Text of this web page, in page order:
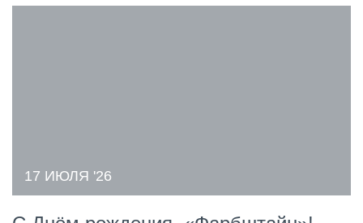
17 ИЮЛЯ '26